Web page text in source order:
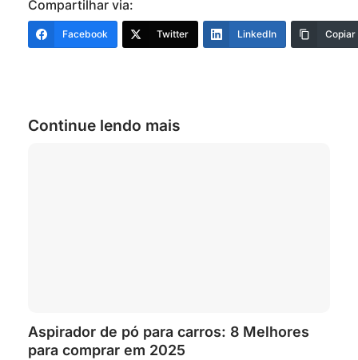
Compartilhar via:
Facebook Twitter LinkedIn Copiar
Continue lendo mais
Aspirador de pó para carros: 8 Melhores
para comprar em 2025